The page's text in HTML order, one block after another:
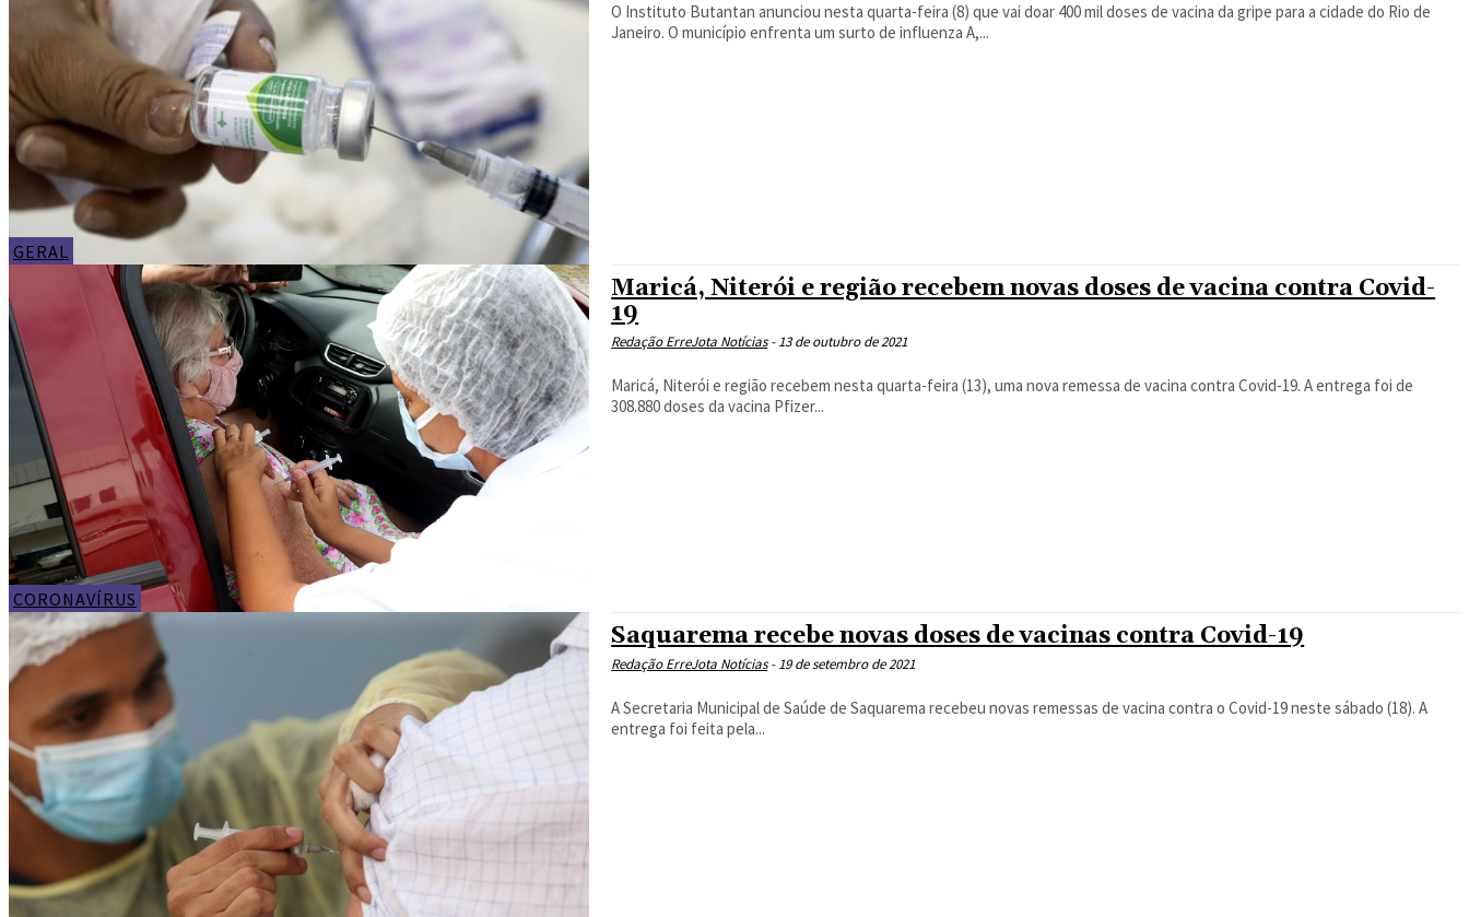
GERAL
O Instituto Butantan anunciou nesta quarta-feira (8) que vai doar 400 mil doses de vacina da gripe para a cidade do Rio de
Janeiro. O município enfrenta um surto de influenza A,...
CORONAVÍRUS
Maricá, Niterói e região recebem novas doses de vacina contra Covid-
19
Redação ErreJota Notícias - 13 de outubro de 2021
Maricá, Niterói e região recebem nesta quarta-feira (13), uma nova remessa de vacina contra Covid-19. A entrega foi de
308.880 doses da vacina Pfizer...
Saquarema recebe novas doses de vacinas contra Covid-19
Redação ErreJota Notícias - 19 de setembro de 2021
A Secretaria Municipal de Saúde de Saquarema recebeu novas remessas de vacina contra o Covid-19 neste sábado (18). A
entrega foi feita pela...